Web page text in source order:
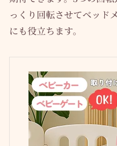
っくり回転させてベッド
にも役立ちます。